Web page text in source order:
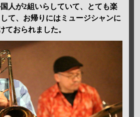
人が2組いらしていて、とても楽
て、お帰りにはミュージシャンに
ておられました。